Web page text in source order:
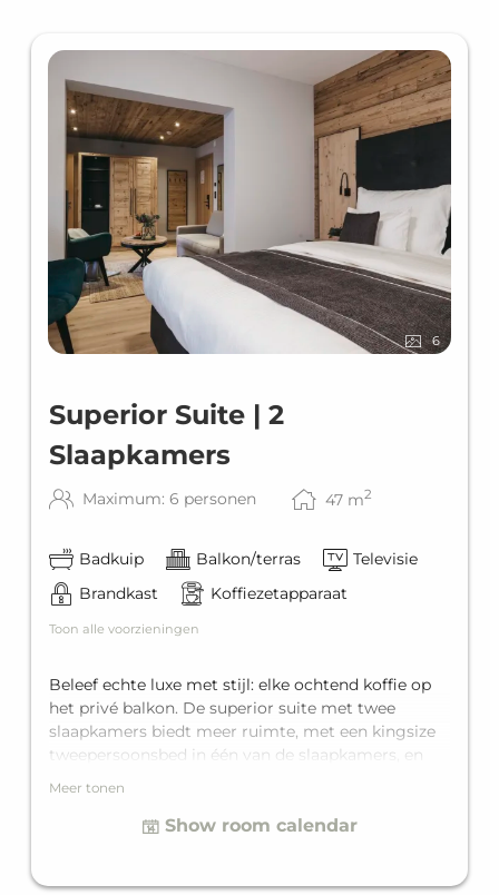
6
Superior Suite | 2
Slaapkamers
Maximum: 6 personen 47 m2
Badkuip Balkon/terras
Televisie
Brandkast
Koffiezetapparaat
Toon alle voorzieningen
Beleef echte luxe met stijl: elke ochtend koffie op
het privé balkon. De superior suite met twee
slaapkamers biedt meer ruimte, met een kingsize
tweepersoonsbed in één van de slaapkamers, en
een tweepersoons stapelbed in de tweede
slaapbank voor nog twee gasten in de woonkamer.
Meer tonen
Show room calendar